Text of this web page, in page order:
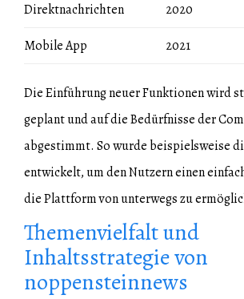
Direktnachrichten 2020
Mobile App 2021
Die Einführung neuer Funktionen wird
geplant und auf die Bedürfnisse der
abgestimmt. So wurde beispielsweise
entwickelt, um den Nutzern einen
die Plattform von unterwegs zu
Themenvielfalt und
Inhaltsstrategie von
noppensteinnews